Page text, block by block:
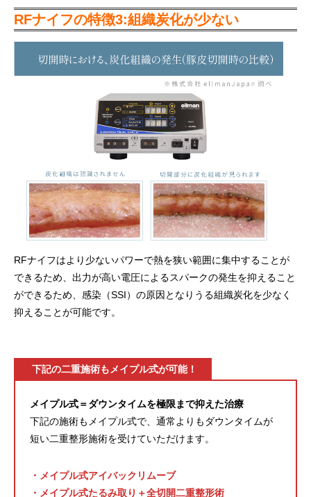
RFナイフの特徴3:組織炭化が少ない
RFナイフはより少ないパワーで熱を狭い範囲に集中することが
できるため、出力が高い電圧によるスパークの発生を抑えること
ができるため、感染（SSI）の原因となりうる組織炭化を少なく
抑えることが可能です。
下記の二重施術もメイプル式が可能！
メイプル式＝ダウンタイムを極限まで抑えた治療
下記の施術もメイプル式で、通常よりもダウンタイムが
短い二重整形施術を受けていただけます。
・メイプル式アイバックリムーブ
・メイプル式たるみ取り＋全切開二重整形術